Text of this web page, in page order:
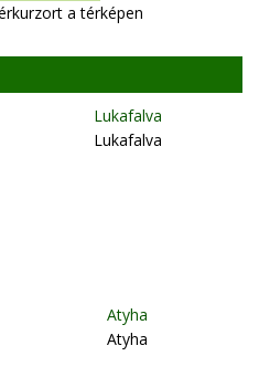
a térképen
Lukafalva
Lukafalva
Atyha
Atyha